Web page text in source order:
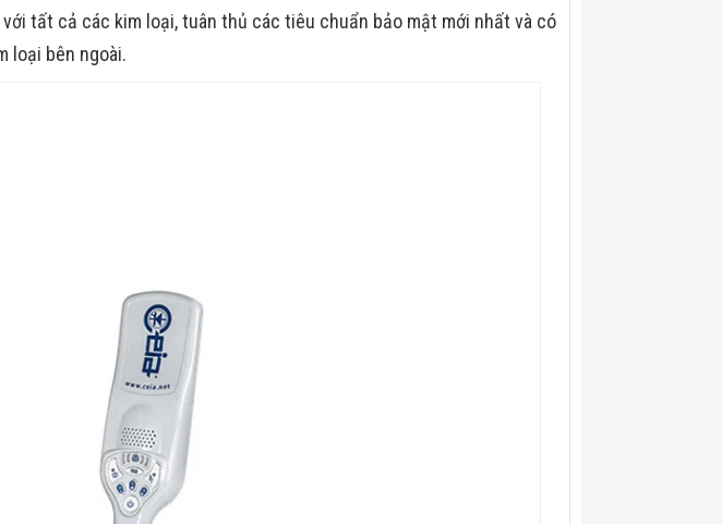
tất cả các kim loại, tuân thủ các tiêu chuẩn bảo mật mới nhất và có
loại bên ngoài.